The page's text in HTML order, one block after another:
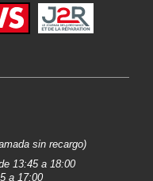
sin recargo)
13:45 a 18:00
a 17:00